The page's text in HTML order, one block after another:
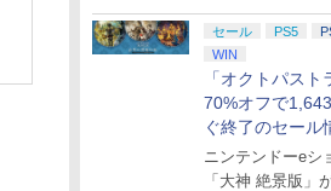
得！
セール PS5
WIN
「オクトパスト
70%オフで
ぐ終了のセール
【8月8日更新】
ニンテンドーeシ
「大神 絶景版」